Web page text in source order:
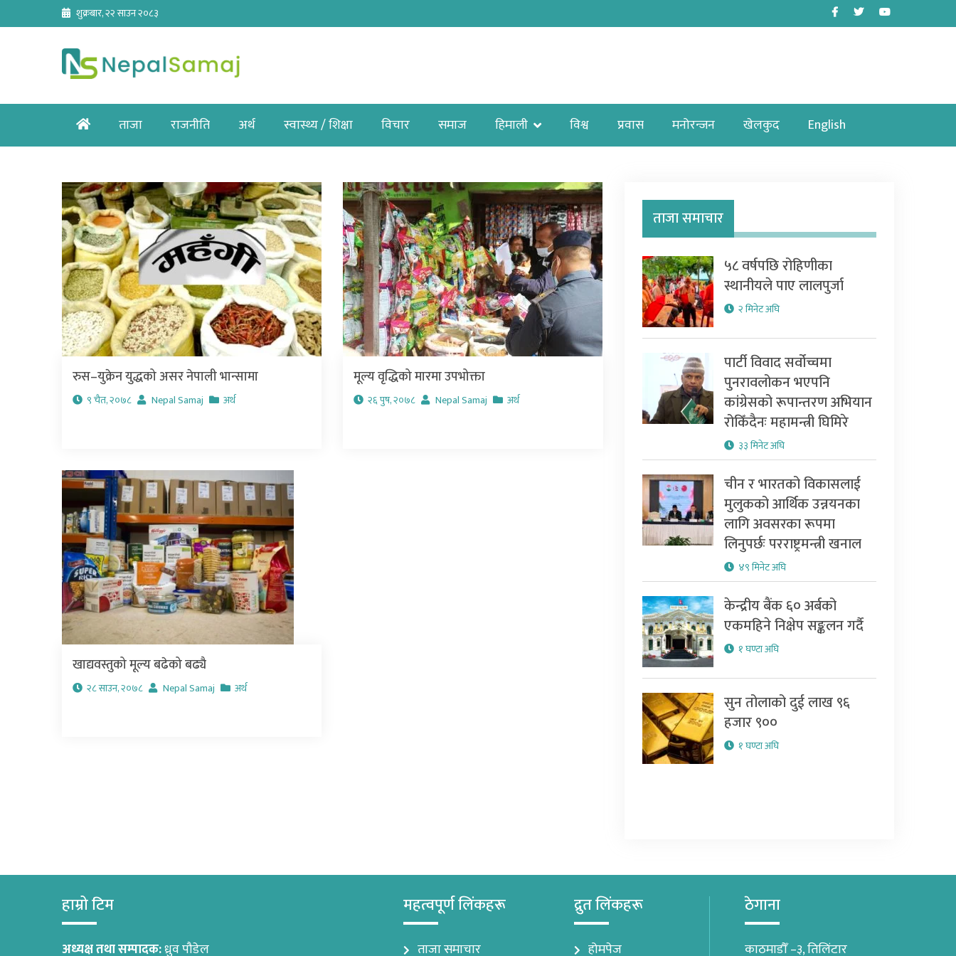
content
शुक्रबार, २२ साउन २०८३ Facebook
TwitterYoutube
Homeताजा राजनीति अर्थ स्वास्थ्य / शिक्षा विचार समाज हिमाली विश्व प्रवास मनोरन्जन खेलकुद English
रुस–युक्रेन युद्धको असर नेपाली भान्सामा
९ चैत, २०७८ Nepal Samaj अर्थ
मूल्य वृद्धिको मारमा उपभोक्ता
२६ पुष, २०७८ Nepal Samaj अर्थ
खाद्यवस्तुको मूल्य बढेको बढ्यै
२८ साउन, २०७८ Nepal Samaj अर्थ
ताजा समाचार
५८ वर्षपछि रोहिणीका
स्थानीयले पाए लालपुर्जा
२ मिनेट अघि
पार्टी विवाद सर्वोच्चमा
पुनरावलोकन भएपनि
कांग्रेसको रूपान्तरण अभियान
रोकिँदैनः महामन्त्री घिमिरे
३३ मिनेट अघि
चीन र भारतको विकासलाई
मुलुकको आर्थिक उन्नयनका
लागि अवसरका रूपमा
लिनुपर्छः परराष्ट्रमन्त्री खनाल
४९ मिनेट अघि
केन्द्रीय बैंक ६० अर्बको
एकमहिने निक्षेप सङ्कलन गर्दै
१ घण्टा अघि
सुन तोलाको दुई लाख ९६
हजार ९००
१ घण्टा अघि
हाम्रो टिम
अध्यक्ष तथा सम्पादक:ध्रुव पौडेल
महत्वपूर्ण लिंकहरू
ताजा समाचार
द्रुत लिंकहरू
होमपेज
ठेगाना
काठमाडौँ –३, तिलिंटार